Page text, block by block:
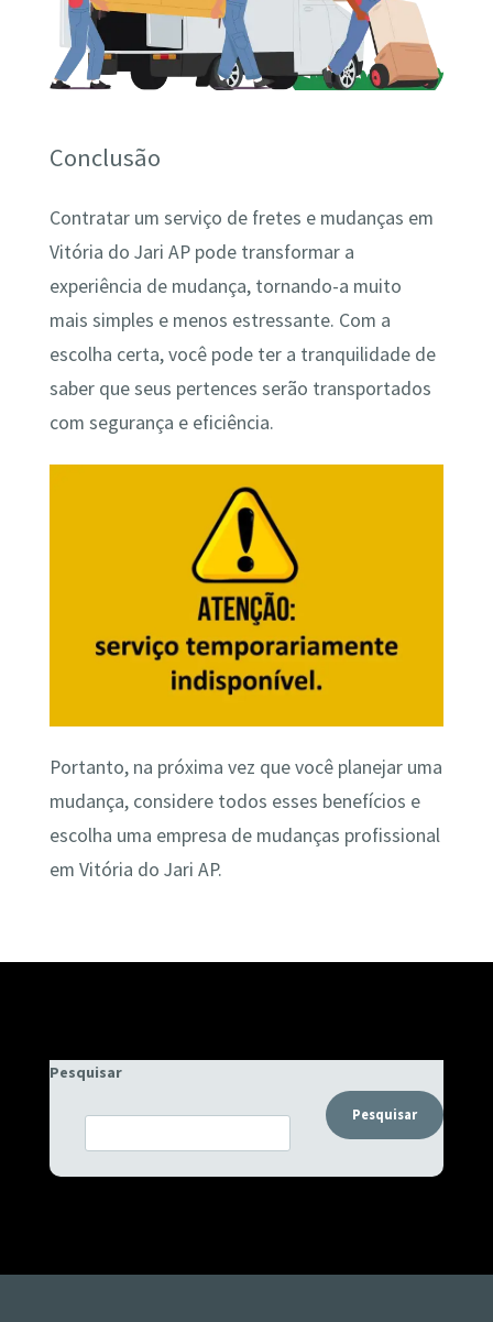
Conclusão
Contratar um serviço de fretes e mudanças em
Vitória do Jari AP pode transformar a
experiência de mudança, tornando-a muito
mais simples e menos estressante. Com a
escolha certa, você pode ter a tranquilidade de
saber que seus pertences serão transportados
com segurança e eficiência.
Portanto, na próxima vez que você planejar uma
mudança, considere todos esses benefícios e
escolha uma empresa de mudanças profissional
em Vitória do Jari AP.
Pesquisar
Pesquisar